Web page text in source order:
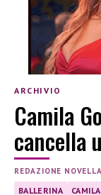
ARCHIVIO
Camila
cancella
REDAZIONE
BALLERINA